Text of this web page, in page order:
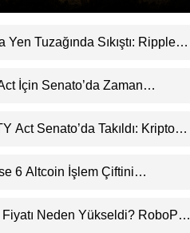
Yen Tuzağında Sıkıştı: Ripple
İçin Senato’da Zaman
Act Senato’da Takıldı: Kripto
6 Altcoin İşlem Çiftini
Neden Yükseldi? RoboPay